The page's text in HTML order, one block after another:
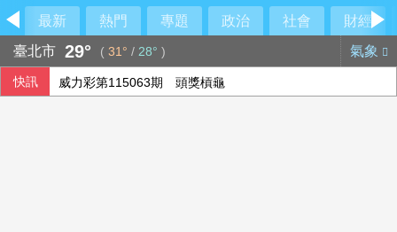
最新 熱門 專題 政治 社會
財經
臺北市 29° ( 31° / 28° ) 氣象
快訊 威力彩第115063期 頭獎槓龜